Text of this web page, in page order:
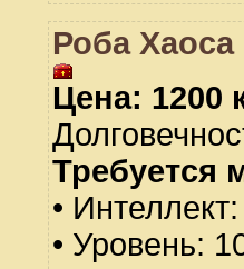
Роба Хаоса
Цена: 1200
Требуется
•
• Уровень: